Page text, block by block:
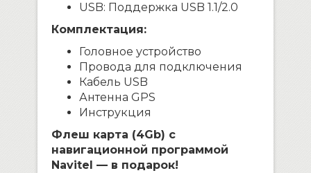
USB: Поддержка USB 1.1/2.0
Комплектация:
Головное устройство
Провода для подключения
Кабель USB
Антенна GPS
Инструкция
Флеш карта (4Gb) с
навигационной программой
Navitel — в подарок!